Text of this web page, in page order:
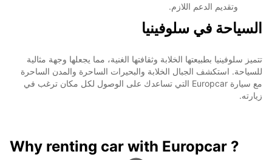
وتقديم الدعم اللازم.
السياحة في سلوفينيا
تتميز سلوفينيا بطبيعتها الخلابة وثقافتها الغنية، مما يجعلها وجهة مثالية
للسياحة. استكشف الجبال الخلابة والبحيرات الساحرة والمدن الساحرة
مع سيارة Europcar التي تساعدك على الوصول لكل مكان ترغب في
زيارته.
Why renting car with Europcar ?